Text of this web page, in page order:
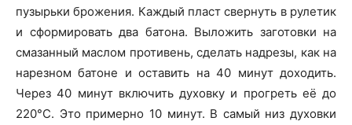
пузырьки брожения. Каждый пласт свернуть в рулетик
и сформировать два батона. Выложить заготовки на
смазанный маслом противень, сделать надрезы, как на
нарезном батоне и оставить на 40 минут доходить.
Через 40 минут включить духовку и прогреть её до
220°C. Это примерно 10 минут. В самый низ духовки